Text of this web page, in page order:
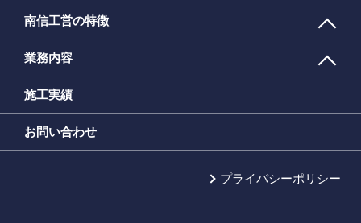
南信工営の特徴
業務内容
施工実績
お問い合わせ
プライバシーポリシー